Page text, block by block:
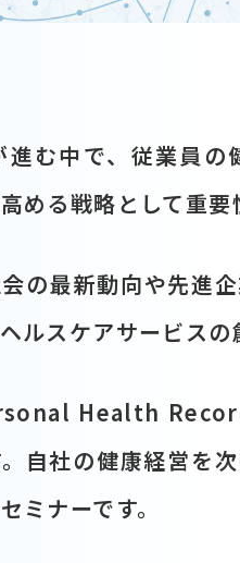
む中で、従業員
める戦略として重要
の最新動向や先進
ルスケアサービスの
Health
自社の健康経営を
ミナーです。